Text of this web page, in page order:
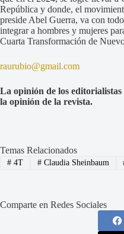
República y donde, el
preside Abel Guerra, va con
integrar a hombres y mujeres
Cuarta Transformación de
raurubio@gmail.com
La opinión de los
la opinión de la revista.
Temas Relacionados
#4T #Claudia Sheinbaum
Comparte en Redes Sociales